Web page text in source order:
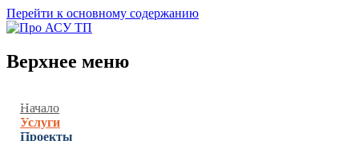
Перейти к основному содержанию
Верхнее меню
Начало
Услуги
Проекты